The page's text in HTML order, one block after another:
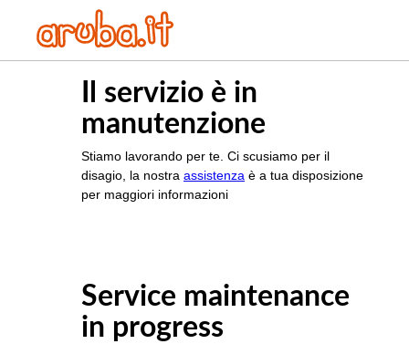
Il servizio è in
manutenzione
Stiamo lavorando per te. Ci scusiamo per il
disagio, la nostra assistenza è a tua disposizione
per maggiori informazioni
Service maintenance
in progress